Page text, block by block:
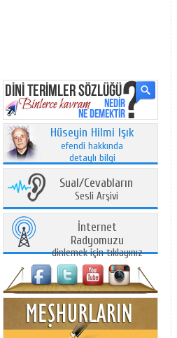
Hüseyin Hilmi Işık
efendi hakkında
detaylı bilgi
Sual/Cevabların
Sesli Arşivi
İnternet
Radyomuzu
dinlemek için tıklayınız